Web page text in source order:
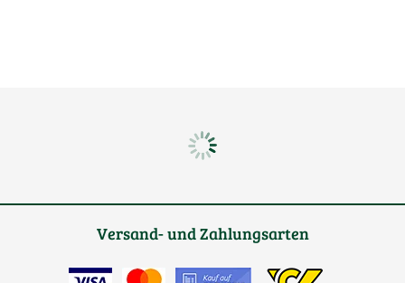
Versand- und Zahlungsarten